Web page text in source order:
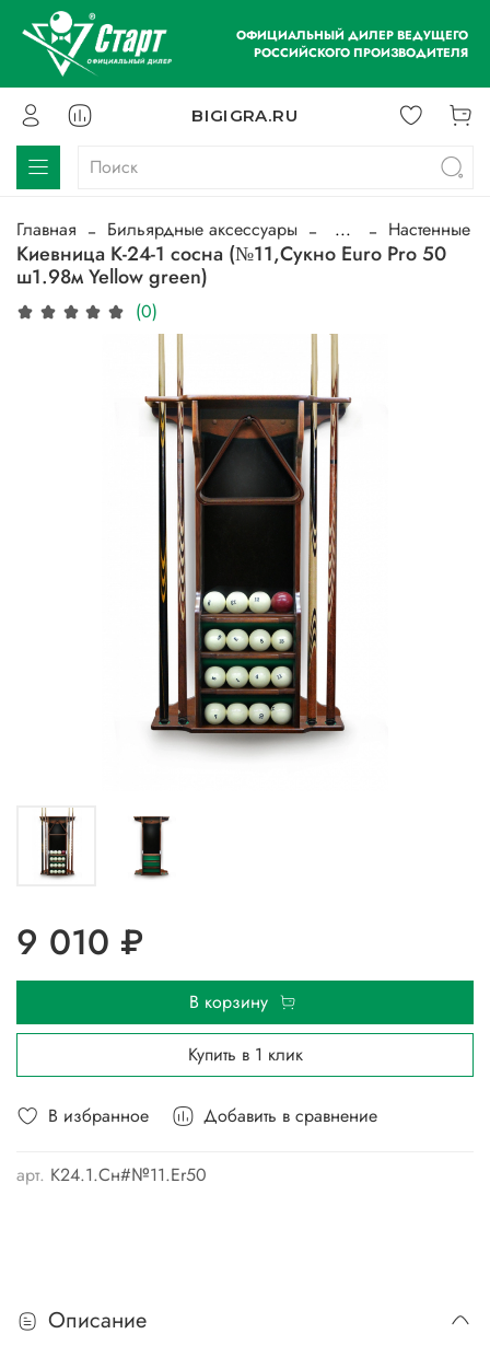
ОФИЦИАЛЬНЫЙ ДИЛЕР ВЕДУЩЕГО
РОССИЙСКОГО ПРОИЗВОДИТЕЛЯ
BIGIGRA.RU
Главная Бильярдные аксессуары ... Настенные
Киевница К-24-1 сосна (№11,Сукно Euro Pro 50
ш1.98м Yellow green)
(0)
В избранное Добавить в сравнение
арт. К24.1.Сн#№11.Er50
9 010 ₽
В корзину
Купить в 1 клик
Описание